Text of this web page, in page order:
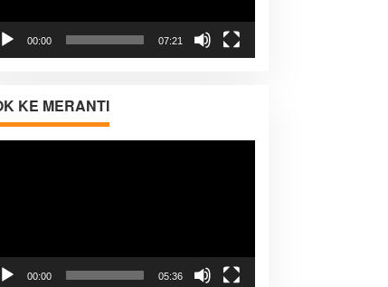
00:00 07:21
KE MERANTI
00:00 05:36